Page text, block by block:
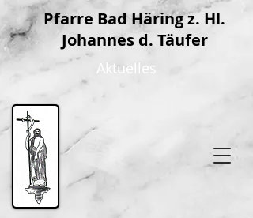
Pfarre Bad Häring z. Hl.
Johannes d. Täufer
Aktuelles